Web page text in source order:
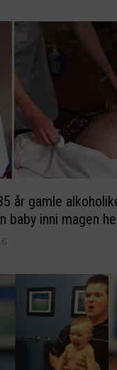
år gamle
baby inni magen